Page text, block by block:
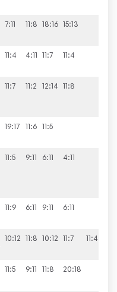
7:11 11:8 18:16 15:13
11:4 4:11 11:7 11:4
11:7 11:2 12:14 11:8
19:17 11:6 11:5
11:5 9:11 6:11 4:11
11:9 6:11 9:11 6:11
10:12 11:8 10:12 11:7 11:4
11:5 9:11 11:8 20:18